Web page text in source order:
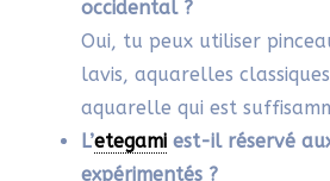
23/09/2025 À 8H27
Merci pour ce retour, Asma.